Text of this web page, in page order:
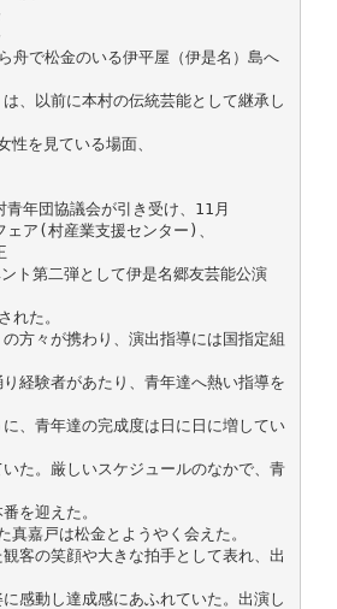
で松金のいる伊平屋（伊是名）島へ
、以前に本村の伝統芸能として継承し
を見ている場面、
青年団協議会が引き受け、11月
ェア(村産業支援センター)、
ト第二弾として伊是名郷友芸能公演
れた。
方々が携わり、演出指導には国指定組
経験者があたり、青年達へ熱い指導を
、青年達の完成度は日に日に増してい
た。厳しいスケジュールのなかで、青
を迎えた。
嘉戸は松金とようやく会えた。
客の笑顔や大きな拍手として表れ、出
感動し達成感にあふれていた。出演し